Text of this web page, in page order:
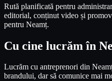
Rută planificată pentru
editorial, conținut video și
pentru Neamț.
Cu cine lucrăm în
Lucrăm cu antreprenori din
brandului, dar să comunice mai